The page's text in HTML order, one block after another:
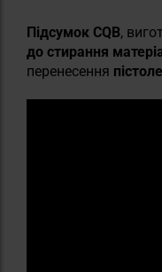
Підсумок CQB,
до стирання
перенесення